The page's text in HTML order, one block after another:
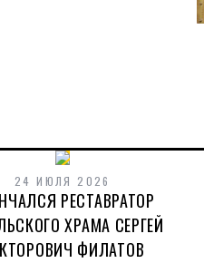
24 ИЮЛЯ 2026
РЕСТАВРАТОР
ХРАМА СЕРГЕЙ
ФИЛАТОВ